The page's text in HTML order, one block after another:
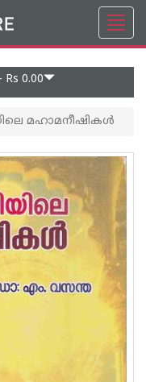
Rs 0.00
മഹാമനീഷികൾ